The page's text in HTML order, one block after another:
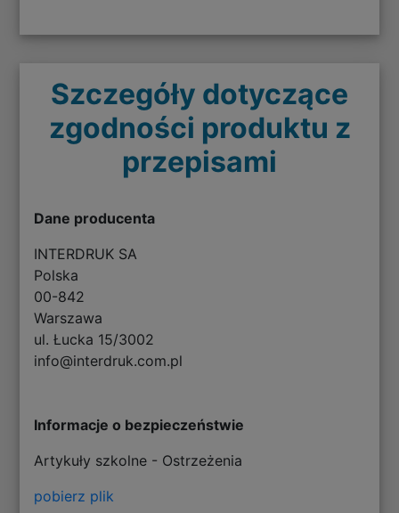
Szczegóły dotyczące
zgodności produktu z
przepisami
Dane producenta
INTERDRUK SA
Polska
00-842
Warszawa
ul. Łucka 15/3002
info@interdruk.com.pl
Informacje o bezpieczeństwie
Artykuły szkolne - Ostrzeżenia
pobierz plik